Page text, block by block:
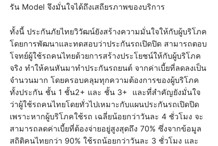
รัน Model จึงมั่นใจได้ถึงเสถียรภาพของบริการ
ทั้งนี้ ประกันภัยไทยวิวัฒน์ยังสร้างความมั่นใจให้กับผู้บริโภค
โดยการพัฒนาและทดสอบว่าประกันรถเปิดปิด สามารถตอบ
โจทย์ผู้ใช้รถคนไทยด้วยการสร้างประโยชน์ให้กับผู้บริโภค
จริง ทำให้คนหันมาทำประกันรถยนต์ จากค่าเบี้ยที่ลดลงเป็น
จำนวนมาก โดยครอบคลุมทุกความต้องการของผู้บริโภค
ทั้งประกัน ชั้น 1 ชั้น2+ และ ชั้น 3+ และที่สำคัญยังมั่นใจ
ว่าผู้ใช้รถคนไทยโดยทั่วไปเหมาะกับแผนประกันรถเปิดปิด
เพราะหากผู้บริโภคใช้รถ เฉลี่ยน้อยกว่าวันละ 4 ชั่วโมง จะ
สามารถลดค่าเบี้ยที่ต้องจ่ายอยู่สูงสุดถึง 70% ซึ่งจากข้อมูล
สถิติคนไทยกว่า 90% ใช้รถน้อยกว่าวันละ 3 ชั่วโมง และ